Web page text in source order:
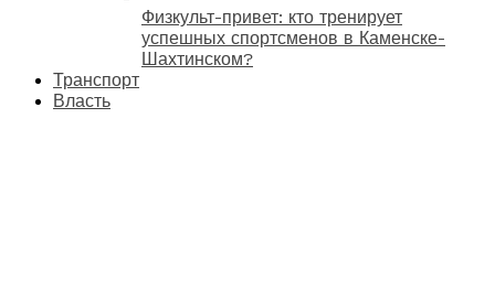
Физкульт-привет: кто тренирует
успешных спортсменов в Каменске-
Шахтинском?
Транспорт
Власть